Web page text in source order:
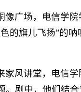
像广场，电信学
的旗儿飞扬”的
家风讲堂，电信
。剧中，他们结